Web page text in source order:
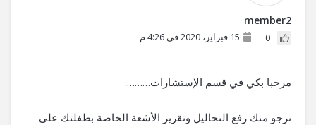
member2
0 15 فبراير، 2020 في 4:26 م
مرحبا بكي في قسم الإستشارات……….
نرجو منك رفع التحاليل وتقرير الأشعة الخاصة بطفلتك على